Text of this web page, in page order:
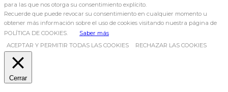
para las que nos otorga su consentimiento explícito.
Recuerde que puede revocar su consentimiento en cualquier momento u
obtener más información sobre el uso de cookies visitando nuestra página de
POLÍTICA DE COOKIES.
Saber más
ACEPTAR Y PERMITIR TODAS LAS COOKIES
RECHAZAR LAS COOKIES
Cerrar